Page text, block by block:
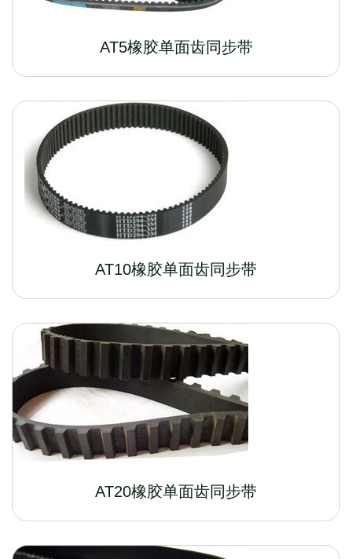
AT5橡胶单面齿同步带
AT10橡胶单面齿同步带
AT20橡胶单面齿同步带